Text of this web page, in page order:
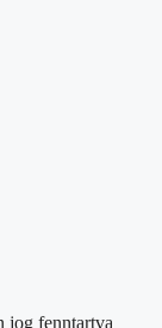
fenntartva